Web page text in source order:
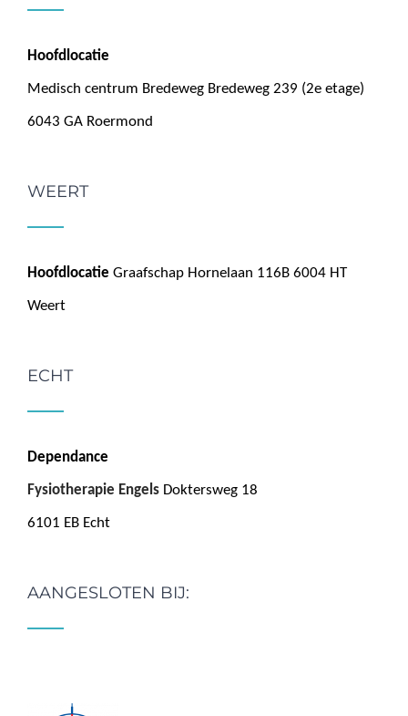
Hoofdlocatie
Medisch centrum Bredeweg Bredeweg 239 (2e etage)
6043 GA Roermond
WEERT
Hoofdlocatie Graafschap Hornelaan 116B 6004 HT
Weert
ECHT
Dependance
Fysiotherapie Engels Doktersweg 18
6101 EB Echt
AANGESLOTEN BIJ: